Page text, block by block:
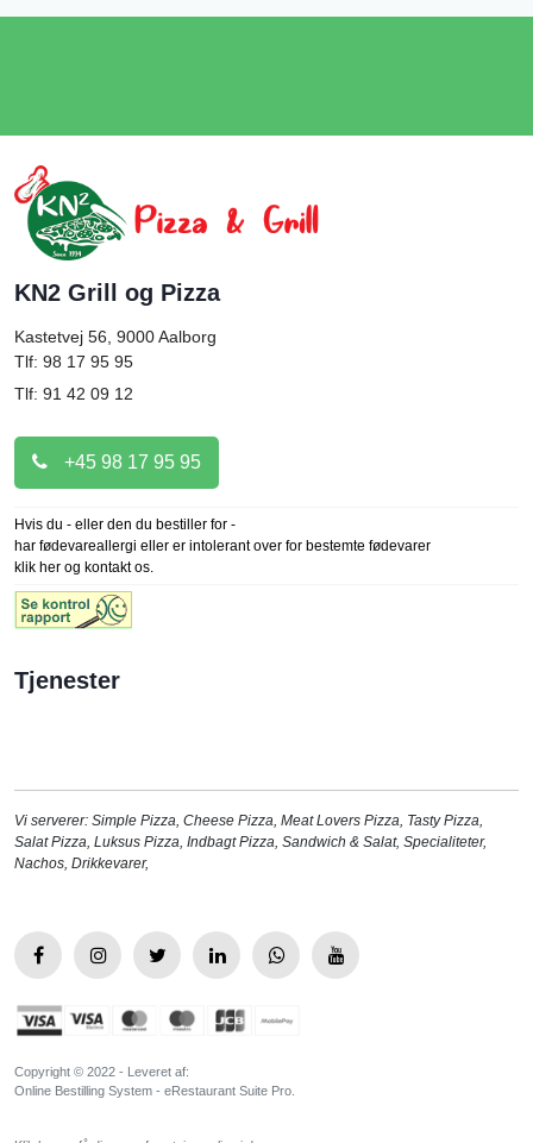
KN2 Grill og Pizza
Kastetvej 56, 9000Aalborg
Tlf: 98 17 95 95
Tlf: 91 42 09 12
+45 98 17 95 95
Hvis du - eller den du bestiller for -
har fødevareallergi eller er intolerant over for bestemte fødevarer
klik her og kontakt os.
Tjenester
Vi serverer: Simple Pizza Cheese Pizza Meat Lovers Pizza Tasty Pizza
Salat Pizza Luksus Pizza Indbagt Pizza Sandwich & Salat, Specialiteter,
Nachos Drikkevarer,
Copyright © 2022 - Leveret af:
Online Bestilling System - eRestaurant Suite Pro.